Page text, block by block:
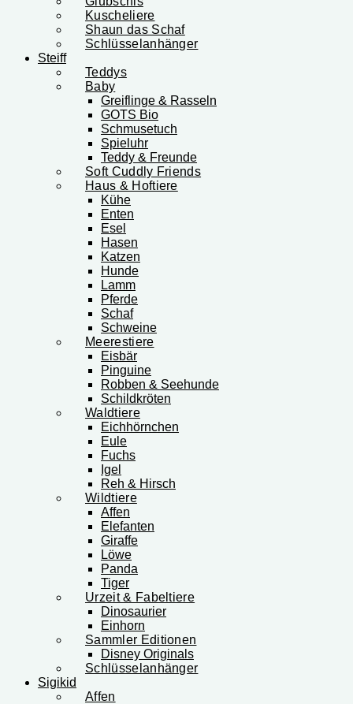
Kuscheliere
Shaun das Schaf
Schlüsselanhänger
Steiff
Teddys
Baby
Greiflinge & Rasseln
GOTS Bio
Schmusetuch
Spieluhr
Teddy & Freunde
Soft Cuddly Friends
Haus & Hoftiere
Kühe
Enten
Esel
Hasen
Katzen
Hunde
Lamm
Pferde
Schaf
Schweine
Meerestiere
Eisbär
Pinguine
Robben & Seehunde
Schildkröten
Waldtiere
Eichhörnchen
Eule
Fuchs
Igel
Reh & Hirsch
Wildtiere
Affen
Elefanten
Giraffe
Löwe
Panda
Tiger
Urzeit & Fabeltiere
Dinosaurier
Einhorn
Sammler Editionen
Disney Originals
Schlüsselanhänger
Sigikid
Affen